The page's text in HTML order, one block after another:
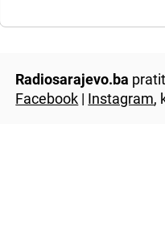
Radiosarajevo.ba
Facebook | Instagram,